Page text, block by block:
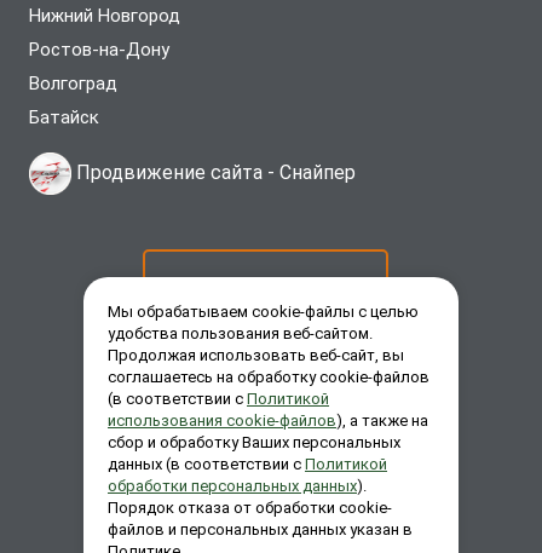
Нижний Новгород
Ростов-на-Дону
Волгоград
Батайск
Продвижение сайта - Снайпер
ЗАКАЗАТЬ ЗВОНОК
ЗАДАТЬ ВОПРОС
Мы обрабатываем cookie-файлы с целью
удобства пользования веб-сайтом.
Продолжая использовать веб-сайт, вы
соглашаетесь на обработку cookie-файлов
(в соответствии с Политикой
использования cookie-файлов), а также на
сбор и обработку Ваших персональных
данных (в соответствии с Политикой
обработки персональных данных).
Порядок отказа от обработки cookie-
файлов и персональных данных указан в